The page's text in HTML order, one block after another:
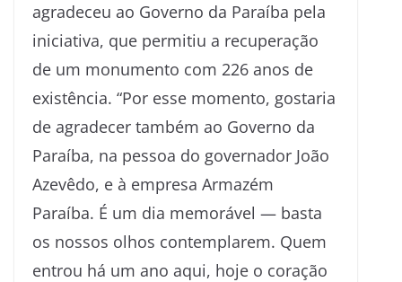
agradeceu ao Governo da Paraíba pela
iniciativa, que permitiu a recuperação
de um monumento com 226 anos de
existência. “Por esse momento, gostaria
de agradecer também ao Governo da
Paraíba, na pessoa do governador João
Azevêdo, e à empresa Armazém
Paraíba. É um dia memorável — basta
os nossos olhos contemplarem. Quem
entrou há um ano aqui, hoje o coração